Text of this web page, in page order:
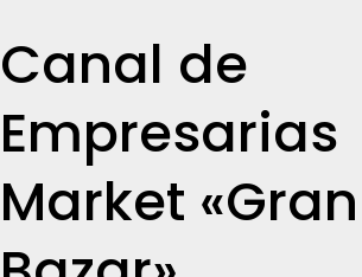
Canal de
Empresarias
Market «Gran